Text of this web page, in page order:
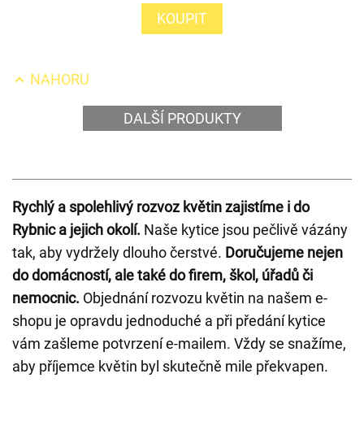
KOUPIT
NAHORU
DALŠÍ PRODUKTY
Rychlý a spolehlivý rozvoz květin zajistíme i do
Rybnic a jejich okolí. Naše kytice jsou pečlivě vázány
tak, aby vydržely dlouho čerstvé. Doručujeme nejen
do domácností, ale také do firem, škol, úřadů či
nemocnic. Objednání rozvozu květin na našem e-
shopu je opravdu jednoduché a při předání kytice
vám zašleme potvrzení e-mailem. Vždy se snažíme,
aby příjemce květin byl skutečně mile překvapen.